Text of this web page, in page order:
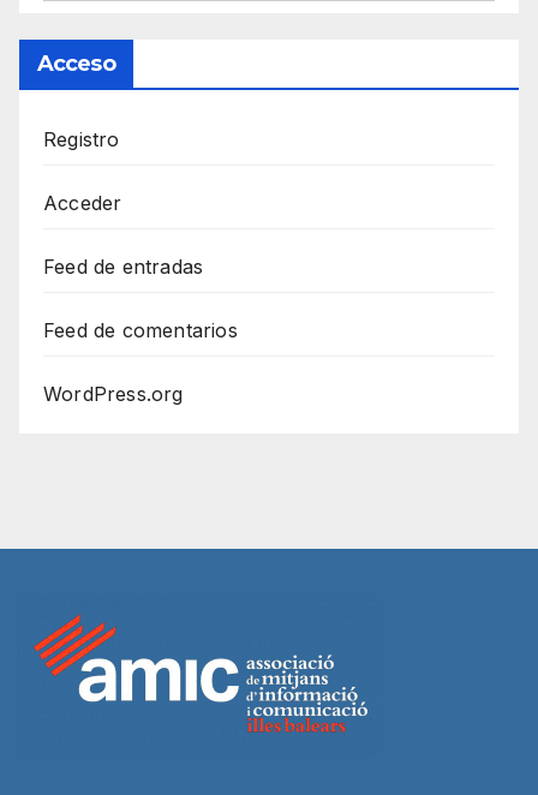
Acceso
Registro
Acceder
Feed de entradas
Feed de comentarios
WordPress.org